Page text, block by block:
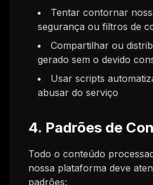
Tentar contornar
segurança ou filtros de
Compartilhar ou
gerado sem o devido
Usar scripts
abusar do serviço
4. Padrões de
Todo o conteúdo
nossa plataforma deve
padrões: